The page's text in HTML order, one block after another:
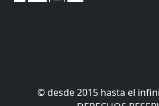
© desde 2015 hasta el